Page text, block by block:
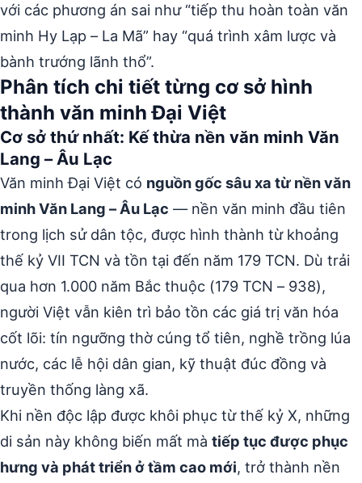
với các phương án sai như “tiếp thu hoàn toàn văn
minh Hy Lạp – La Mã” hay “quá trình xâm lược và
bành trướng lãnh thổ”.
Phân tích chi tiết từng cơ sở hình
thành văn minh Đại Việt
Cơ sở thứ nhất: Kế thừa nền văn minh Văn
Lang – Âu Lạc
Văn minh Đại Việt có nguồn gốc sâu xa từ nền văn
minh Văn Lang – Âu Lạc — nền văn minh đầu tiên
trong lịch sử dân tộc, được hình thành từ khoảng
thế kỷ VII TCN và tồn tại đến năm 179 TCN. Dù trải
qua hơn 1.000 năm Bắc thuộc (179 TCN – 938),
người Việt vẫn kiên trì bảo tồn các giá trị văn hóa
cốt lõi: tín ngưỡng thờ cúng tổ tiên, nghề trồng lúa
nước, các lễ hội dân gian, kỹ thuật đúc đồng và
truyền thống làng xã.
Khi nền độc lập được khôi phục từ thế kỷ X, những
di sản này không biến mất mà tiếp tục được phục
hưng và phát triển ở tầm cao mới, trở thành nền